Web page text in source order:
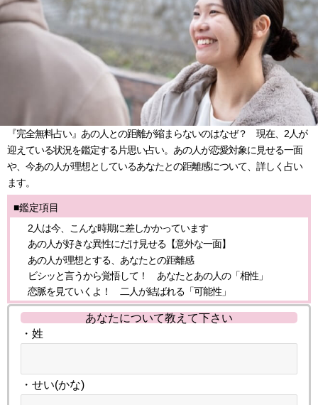
『完全無料占い』あの人との距離が縮まらないのはなぜ？ 現在、2人が
迎えている状況を鑑定する片思い占い。あの人が恋愛対象に見せる一面
や、今あの人が理想としているあなたとの距離感について、詳しく占い
ます。
■鑑定項目
2人は今、こんな時期に差しかかっています
あの人が好きな異性にだけ見せる【意外な一面】
あの人が理想とする、あなたとの距離感
ビシッと言うから覚悟して！ あなたとあの人の「相性」
恋脈を見ていくよ！ 二人が結ばれる「可能性」
あなたについて教えて下さい
・姓
・せい(かな)